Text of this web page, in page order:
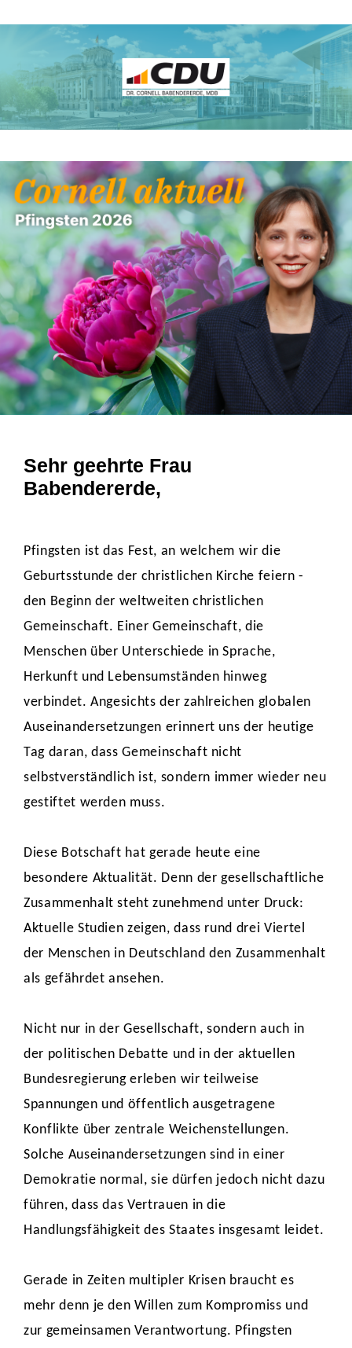
Sehr geehrte Frau
Babendererde,
Pfingsten ist das Fest, an welchem wir die
Geburtsstunde der christlichen Kirche feiern -
den Beginn der weltweiten christlichen
Gemeinschaft. Einer Gemeinschaft, die
Menschen über Unterschiede in Sprache,
Herkunft und Lebensumständen hinweg
verbindet. Angesichts der zahlreichen globalen
Auseinandersetzungen erinnert uns der heutige
Tag daran, dass Gemeinschaft nicht
selbstverständlich ist, sondern immer wieder neu
gestiftet werden muss.
Diese Botschaft hat gerade heute eine
besondere Aktualität. Denn der gesellschaftliche
Zusammenhalt steht zunehmend unter Druck:
Aktuelle Studien zeigen, dass rund drei Viertel
der Menschen in Deutschland den Zusammenhalt
als gefährdet ansehen.
Nicht nur in der Gesellschaft, sondern auch in
der politischen Debatte und in der aktuellen
Bundesregierung erleben wir teilweise
Spannungen und öffentlich ausgetragene
Konflikte über zentrale Weichenstellungen.
Solche Auseinandersetzungen sind in einer
Demokratie normal, sie dürfen jedoch nicht dazu
führen, dass das Vertrauen in die
Handlungsfähigkeit des Staates insgesamt leidet.
Gerade in Zeiten multipler Krisen braucht es
mehr denn je den Willen zum Kompromiss und
zur gemeinsamen Verantwortung. Pfingsten